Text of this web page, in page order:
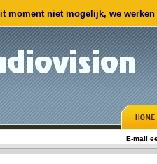
moment niet mogelijk, we
E-mail